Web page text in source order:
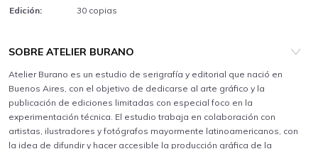
Edición:
30 copias
SOBRE ATELIER BURANO
Atelier Burano es un estudio de serigrafía y editorial que nació en
Buenos Aires, con el objetivo de dedicarse al arte gráfico y la
publicación de ediciones limitadas con especial foco en la
experimentación técnica. El estudio trabaja en colaboración con
artistas, ilustradores y fotógrafos mayormente latinoamericanos, con
la idea de difundir y hacer accesible la producción gráfica de la